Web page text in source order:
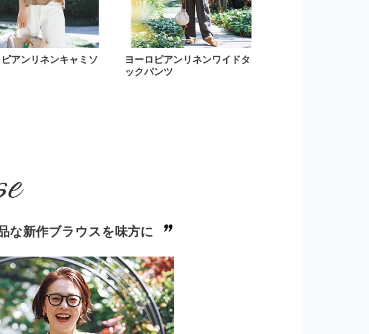
アンリネンキャミソ
ヨーロピアンリネンワイドタ
ックパンツ
な新作ブラウスを味方に